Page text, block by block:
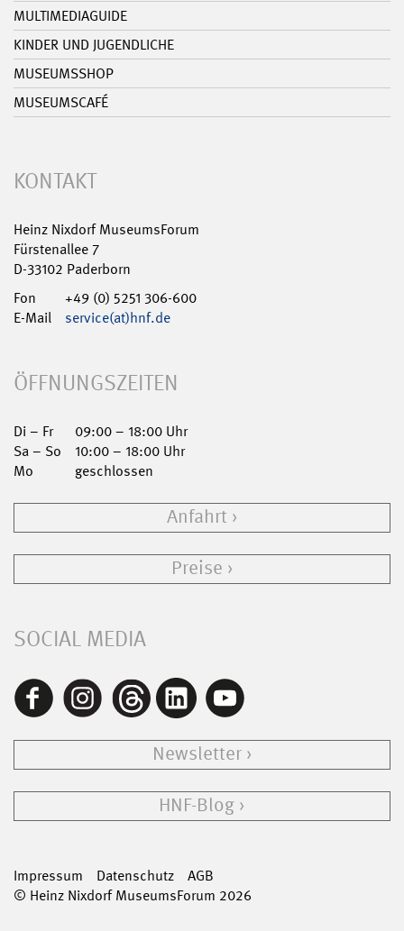
MULTIMEDIAGUIDE
KINDER UND JUGENDLICHE
MUSEUMSSHOP
MUSEUMSCAFÉ
KONTAKT
Heinz Nixdorf MuseumsForum
Fürstenallee 7
D-33102 Paderborn
Fon
+49 (0) 5251 306-600
E-Mail
service(at)hnf.de
ÖFFNUNGSZEITEN
Di – Fr
09:00 – 18:00 Uhr
Sa – So
10:00 – 18:00 Uhr
Mo
geschlossen
Anfahrt
Preise
SOCIAL MEDIA
Newsletter
HNF-Blog
Impressum Datenschutz
AGB
© Heinz Nixdorf MuseumsForum 2026